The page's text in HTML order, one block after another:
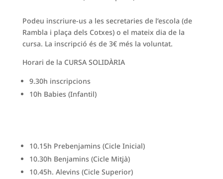
Podeu inscriure-us a les secretaries de l’escola (de
Rambla i plaça dels Cotxes) o el mateix dia de la
cursa. La inscripció és de 3€ més la voluntat.
Horari de la CURSA SOLIDÀRIA
9.30h inscripcions
10h Babies (Infantil)
10.15h Prebenjamins (Cicle Inicial)
10.30h Benjamins (Cicle Mitjà)
10.45h. Alevins (Cicle Superior)